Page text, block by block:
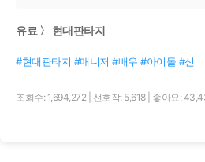
유료 〉 현대판타지
#현대판타지 #매니저 #배우 #아이돌 #신
조회수: 1,694,272 선호작: 5,618 좋아요: